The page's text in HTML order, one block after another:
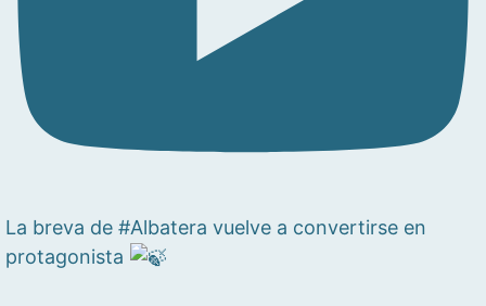
La breva de #Albatera vuelve a convertirse en
protagonista